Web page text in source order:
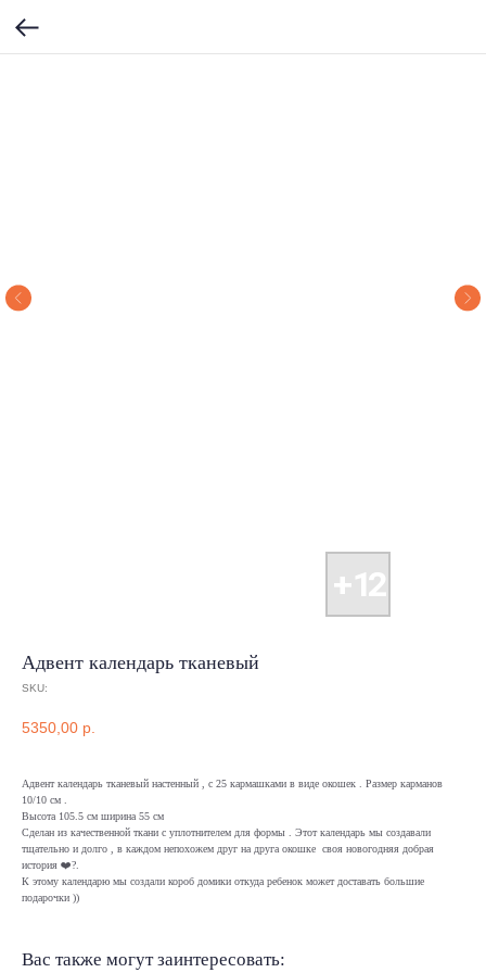
Адвент календарь тканевый
SKU:
5350,00 р.
Адвент календарь тканевый настенный , с 25 кармашками в виде окошек . Размер карманов
10/10 см .
Высота 105.5 см ширина 55 см
Сделан из качественной ткани с уплотнителем для формы . Этот календарь мы создавали
тщательно и долго , в каждом непохожем друг на друга окошке своя новогодняя добрая
история ❤️?.
К этому календарю мы создали короб домики откуда ребенок может доставать большие
подарочки ))
Вас также могут заинтересовать: